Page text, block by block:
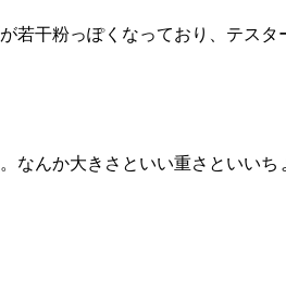
干粉っぽくなっており、テス
んか大きさといい重さといいち